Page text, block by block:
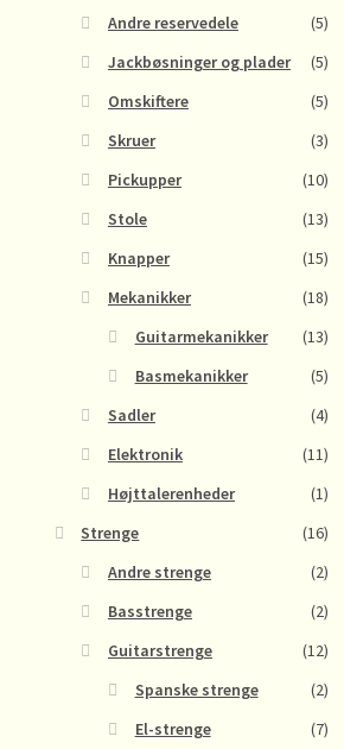
Andre reservedele
(5)
Jackbøsninger og plader
(5)
Omskiftere
(5)
Skruer
(3)
Pickupper
(10)
Stole
(13)
Knapper
(15)
Mekanikker
(18)
Guitarmekanikker
(13)
Basmekanikker
(5)
Sadler
(4)
Elektronik
(11)
Højttalerenheder
(1)
Strenge
(16)
Andre strenge
(2)
Basstrenge
(2)
Guitarstrenge
(12)
Spanske strenge
(2)
El-strenge
(7)